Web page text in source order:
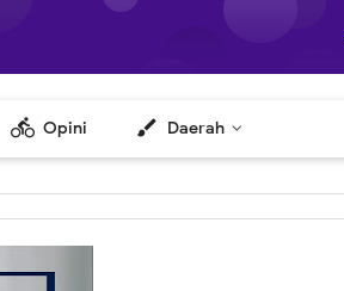
directions_bike Opini brush Daerah